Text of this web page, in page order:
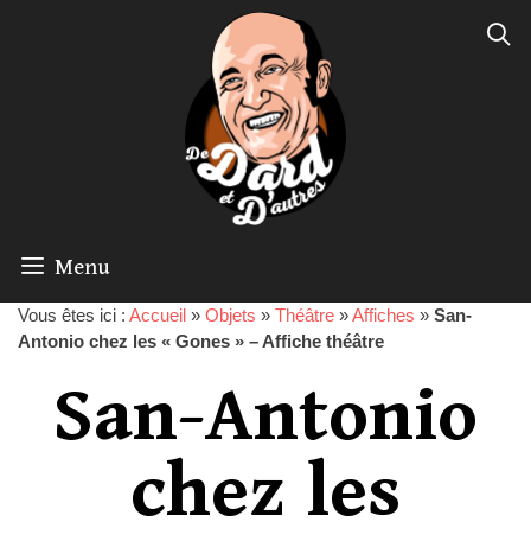
Menu
Vous êtes ici : Accueil » Objets » Théâtre »Affiches » San-
Antonio chez les « Gones » – Affiche théâtre
San-Antonio
chez les